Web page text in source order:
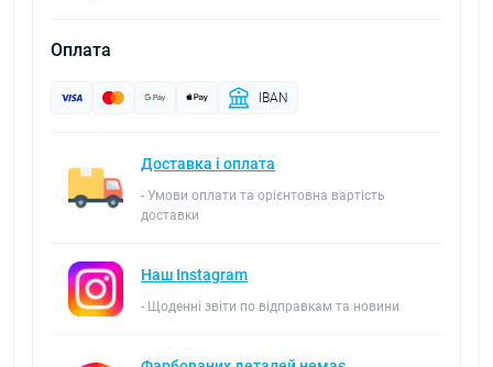
Оплата
IBAN
Доставка і оплата
- Умови оплати та орієнтовна вартість
доставки
Наш Instagram
- Щоденні звіти по відправкам та новини